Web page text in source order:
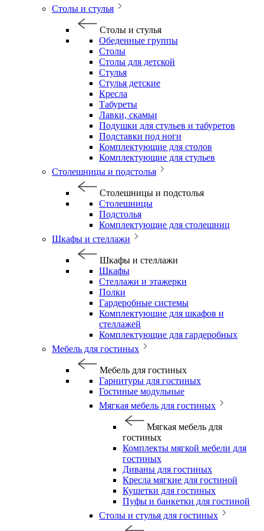
Столы и стулья
Столы и стулья
Обеденные группы
Столы
Столы для детской
Стулья
Стулья детские
Кресла
Табуреты
Лавки, скамьи
Подушки для стульев и табуретов
Подставки под ноги
Комплектующие для столов
Комплектующие для стульев
Столешницы и подстолья
Столешницы и подстолья
Столешницы
Подстолья
Комплектующие для столешниц
Шкафы и стеллажи
Шкафы и стеллажи
Шкафы
Стеллажи и этажерки
Полки
Гардеробные системы
Комплектующие для шкафов и
стеллажей
Комплектующие для гардеробных
Мебель для гостиных
Мебель для гостиных
Гарнитуры для гостиных
Гостиные модульные
Мягкая мебель для гостиных
Мягкая мебель для
гостиных
Комплекты мягкой мебели для
гостиных
Диваны для гостиных
Кресла мягкие для гостиной
Кушетки для гостиных
Пуфы и банкетки для гостиной
Столы и стулья для гостиных